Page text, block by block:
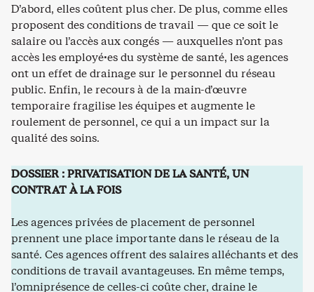
D’abord, elles coûtent plus cher. De plus, comme elles
proposent des conditions de travail — que ce soit le
salaire ou l’accès aux congés — auxquelles n’ont pas
accès les employé·es du système de santé, les agences
ont un effet de drainage sur le personnel du réseau
public. Enfin, le recours à de la main-d’œuvre
temporaire fragilise les équipes et augmente le
roulement de personnel, ce qui a un impact sur la
qualité des soins.
DOSSIER : PRIVATISATION DE LA SANTÉ, UN
CONTRAT À LA FOIS
Les agences privées de placement de personnel
prennent une place importante dans le réseau de la
santé. Ces agences offrent des salaires alléchants et des
conditions de travail avantageuses. En même temps,
l’omniprésence de celles-ci coûte cher, draine le